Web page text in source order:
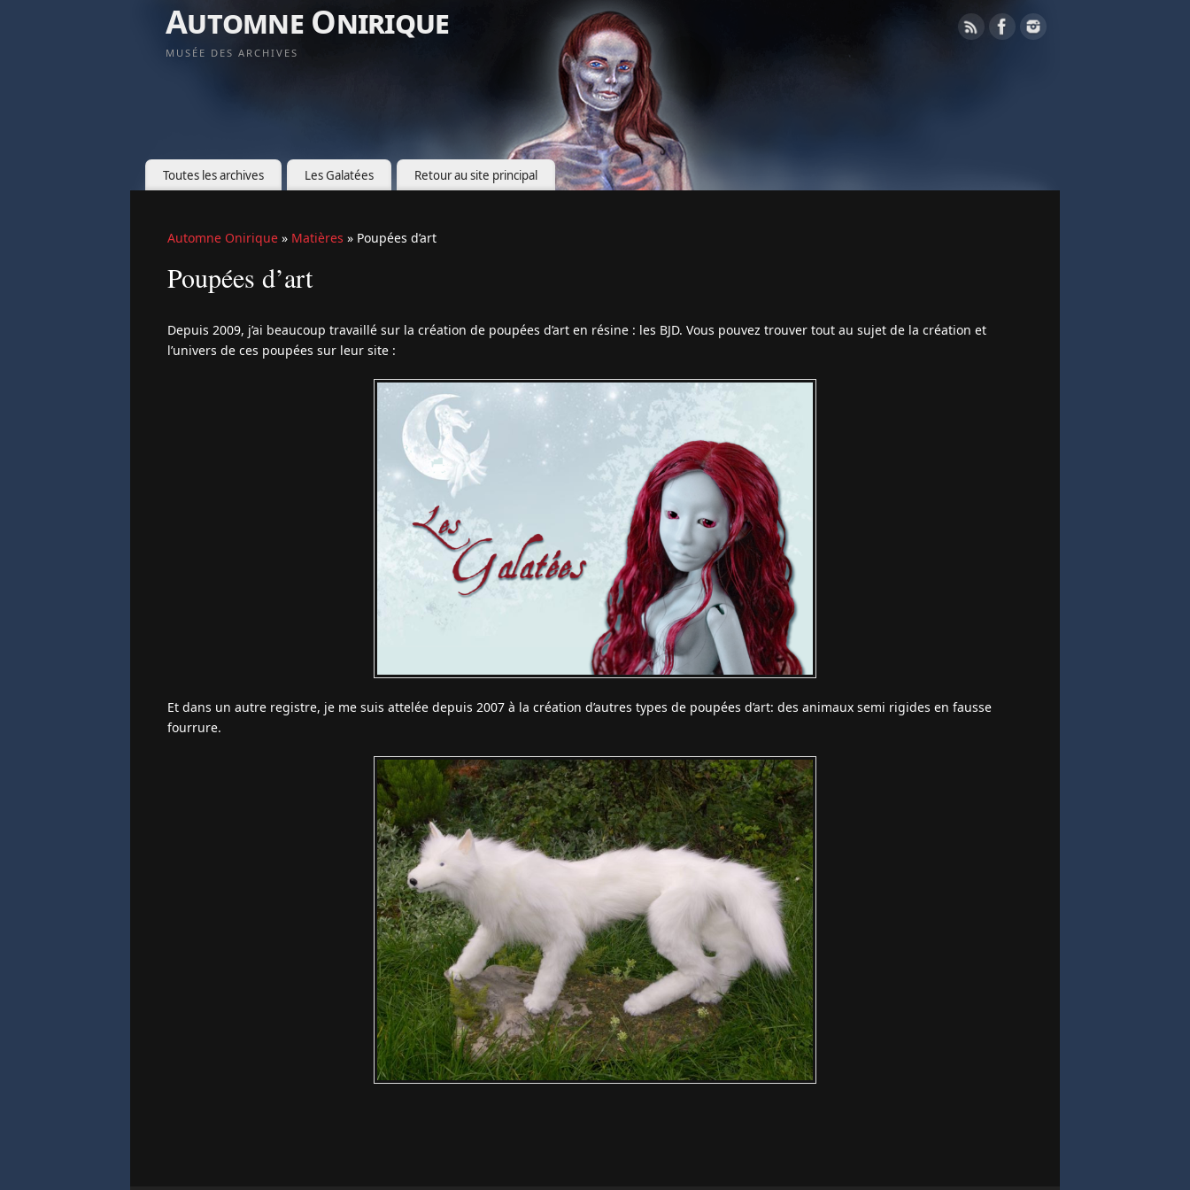
Automne Onirique
MUSÉE DES ARCHIVES
Toutes les archives Les Galatées Retour au site principal
Automne Onirique » Matières » Poupées d’art
Poupées d’art
Depuis 2009, j’ai beaucoup travaillé sur la création de poupées d’art en résine : les BJD. Vous pouvez trouver tout au sujet de la création et
l’univers de ces poupées sur leur site :
Et dans un autre registre, je me suis attelée depuis 2007 à la création d’autres types de poupées d’art: des animaux semi rigides en fausse
fourrure.